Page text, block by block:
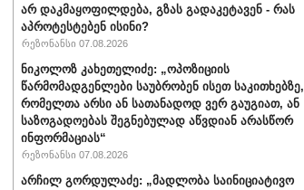
არ დაკმაყოფილდება, გზას გადაკეტავენ - რას
აპროტესტებენ ისინი?
რეზონანსი 07.08.2026
ნიკოლოზ კახეთელიძე: „ოპოზიციის
წარმომადგენლები საუბრობენ ისეთ საკითხებზე,
რომელთა არსი ან სათანადოდ ვერ გაუგიათ, ან
საზოგადოებას შეგნებულად აწვდიან არასწორ
ინფორმაციას“
რეზონანსი 07.08.2026
არჩილ გორდულაძე: „მადლობა საინიციატივო